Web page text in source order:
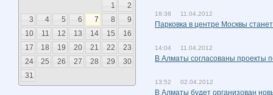
1
2
3
4 5 6 7 8
9
10
11 12 13 14 15
16
17
18 19 20 21 22
23
24
25 26 27 28 29
30
31
18:38 11.04.2012
Парковка в центре Москвы
14:04 11.04.2012
В Алматы согласованы проекты
13:52 02.04.2012
В Алматы будет организован